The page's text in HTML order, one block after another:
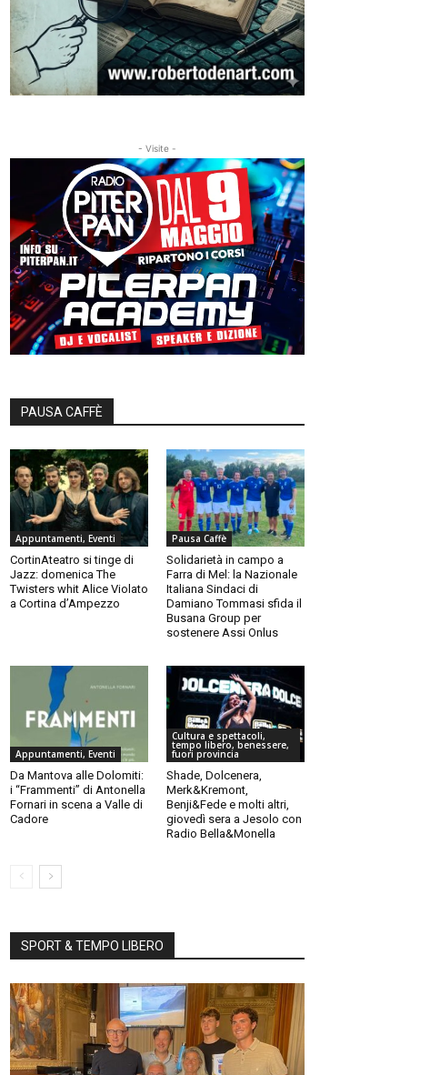
- Visite -
PAUSA CAFFÈ
Appuntamenti, Eventi
CortinAteatro si tinge di
Jazz: domenica The
Twisters whit Alice Violato
a Cortina d’Ampezzo
Pausa Caffè
Solidarietà in campo a
Farra di Mel: la Nazionale
Italiana Sindaci di
Damiano Tommasi sfida il
Busana Group per
sostenere Assi Onlus
Appuntamenti, Eventi
Da Mantova alle Dolomiti:
i “Frammenti” di Antonella
Fornari in scena a Valle di
Cadore
Cultura e spettacoli,
tempo libero, benessere,
fuori provincia
Shade, Dolcenera,
Merk&Kremont,
Benji&Fede e molti altri,
giovedì sera a Jesolo con
Radio Bella&Monella
SPORT & TEMPO LIBERO